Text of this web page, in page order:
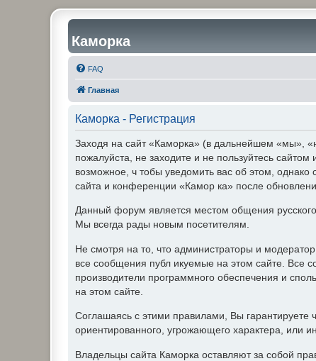
Каморка
FAQ
Главная
Каморка - Регистрация
Заходя на сайт «Каморка» (в дальнейшем «мы»,
пожалуйста, не заходите и не пользуйтесь
возможное, ч тобы уведомить вас об этом,
сайта и конференции «Камор ка» после
Данный форум является местом общения
Мы всегда рады новым посетителям.
Не смотря на то, что администраторы и
все сообщения публ икуемые на этом сайте. Все
производители программного обеспечения и
на этом сайте.
Соглашаясь с этими правилами, Вы гарантируете
ориентированного, угрожающего характера, или
Владельцы сайта Каморка оставляют за собой